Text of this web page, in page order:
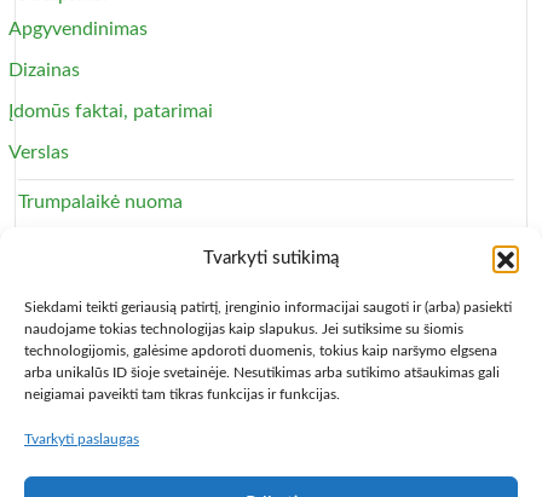
Tvarkyti sutikimą
Siekdami teikti geriausią patirtį, įrenginio informacijai saugoti ir (arba) pasiekti
naudojame tokias technologijas kaip slapukus. Jei sutiksime su šiomis
technologijomis, galėsime apdoroti duomenis, tokius kaip naršymo elgsena
arba unikalūs ID šioje svetainėje. Nesutikimas arba sutikimo atšaukimas gali
neigiamai paveikti tam tikras funkcijas ir funkcijas.
Tvarkyti paslaugas
Apgyvendinimas
Dizainas
Įdomūs faktai, patarimai
Verslas
Trumpalaikė nuoma
Copyright © 2013 – 2026